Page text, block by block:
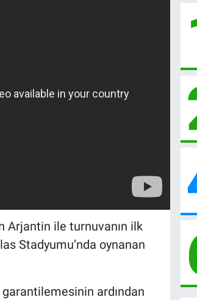
Arjantin ile turnuvanın ilk
Stadyumu’nda oynanan
ardından